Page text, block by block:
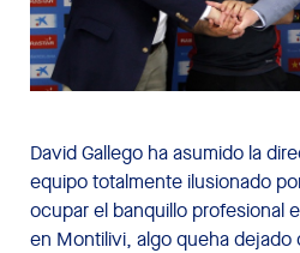
David Gallego ha asumido la
equipo totalmente ilusionado
ocupar el banquillo profesional
en Montilivi, algo queha dejado